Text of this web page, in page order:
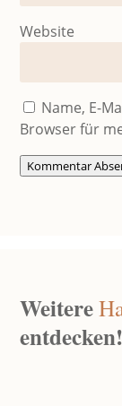
Website
Name, E-
Browser für
Kommentar
Weitere
entdecken!